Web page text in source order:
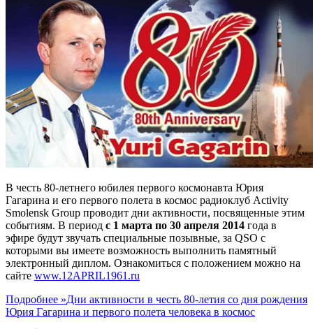
В честь 80-летнего юбилея первого космонавта Юрия
Гагарина и его первого полета в космос радиоклуб Activity
Smolensk Group проводит дни активности, посвященные этим
событиям. В период с 1 марта по 30 апреля 2014 года в
эфире будут звучать специальные позывные, за QSO с
которыми вы имеете возможность выполнить памятный
электронный диплом. Ознакомиться с положением можно на
сайте www.12APRIL1961.ru
Подробнее »Дни активности в честь 80-летия со дня рождения
Юрия Гагарина и первого полета человека в космос